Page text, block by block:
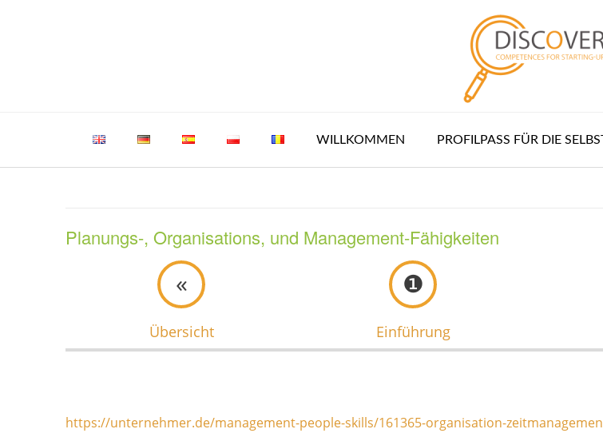
WILLKOMMEN PROFILPASS FÜR DIE
Planungs-, Organisations, und Management-Fähigkeiten
«
Übersicht
❶
Einführung
https://unternehmer.de/management-people-skills/161365-organisation-